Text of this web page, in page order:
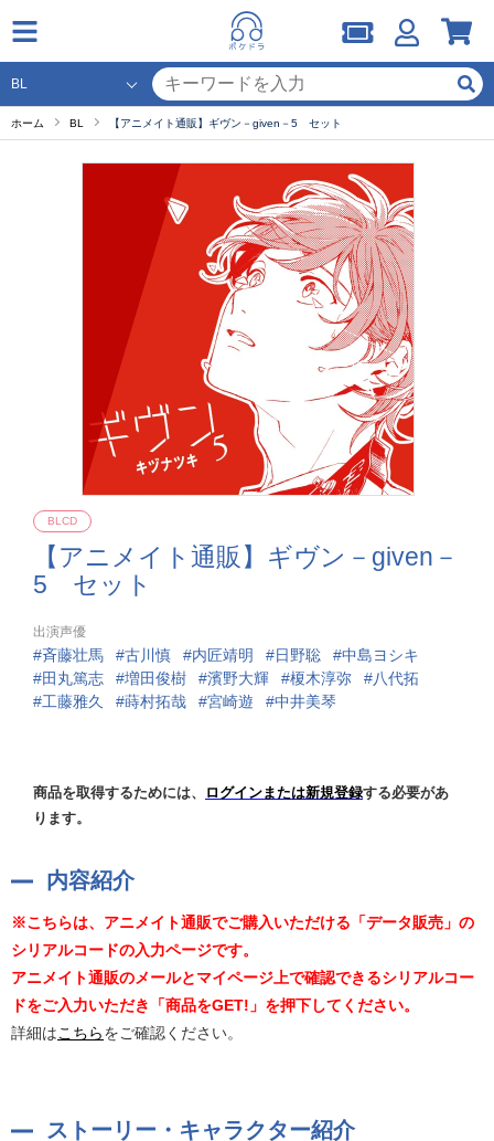
ホーム BL 【アニメイト通販】ギヴン－given－5 セット
【アニメイト通販】ギヴン－given－
5 セット
BLCD
出演声優
斉藤壮馬 古川慎 内匠靖明 日野聡
中島ヨシキ
田丸篤志
増田俊樹 濱野大輝 榎木淳弥
八代拓
工藤雅久
蒔村拓哉 宮崎遊 中井美琴
商品を取得するためには、 ログインまたは新規登録する必要があ
ります。
内容紹介
※こちらは、アニメイト通販でご購入いただける「データ販売」の
シリアルコードの入力ページです。
アニメイト通販のメールとマイページ上で確認できるシリアルコー
ドをご入力いただき「商品をGET!」を押下してください。
詳細はこちらをご確認ください。
ストーリー・キャラクター紹介